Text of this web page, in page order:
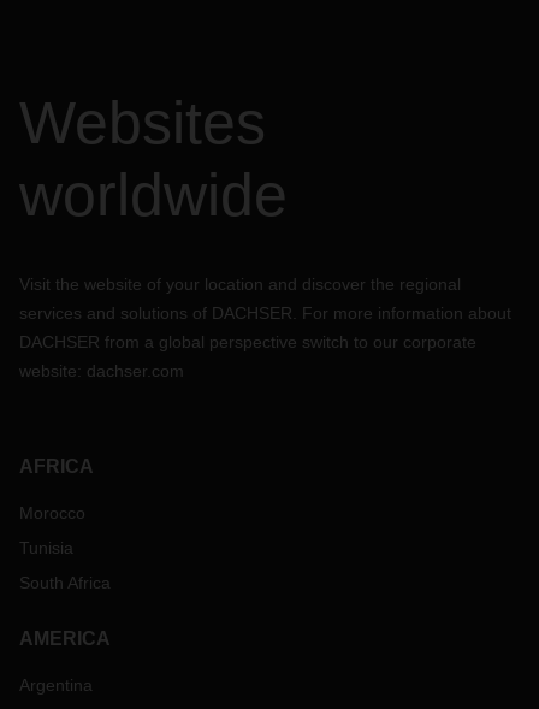
Websites
worldwide
Visit the website of your location and discover the regional
services and solutions of DACHSER. For more information about
DACHSER from a global perspective switch to our corporate
website: dachser.com
AFRICA
Morocco
Tunisia
South Africa
AMERICA
Argentina